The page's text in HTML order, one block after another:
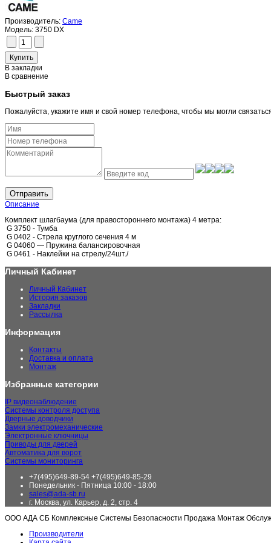
Производитель: Came
Модель: 3750 DX
В закладки
В сравнение
Быстрый заказ
Пожалуйста, укажите имя и свой номер телефона, чтобы мы могли
Отправить
Описание
Комплект шлагбаума (для правостороннего монтажа) 4 метра:
G 3750 - Тумба
G 0402 - Стрела круглого сечения 4 м
G 04060 — Пружина балансировочная
G 0461 - Наклейки на стрелу/24шт./
Личный Кабинет
Личный Кабинет
История заказов
Закладки
Рассылка
Информация
Контакты
Доставка и оплата
Монтаж
Избранные категории
IP видеонаблюдение
Системы контроля доступа
Дверные доводчики
Замки электромеханические
Электронные ключницы
Приводы для дверей
Автоматика для ворот
Системы мониторинга
+7(495)649-89-54 +7(495)649-85-29
Понедельник - Пятница 10:00 - 18:00
sales@ada-sb.ru
г. Москва, ул. Карьер, д. 2, стр. 4
ООО АДА СБ Комплексные Системы Безопасности Продажа Монтаж
Производители